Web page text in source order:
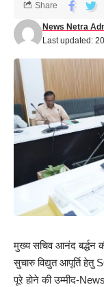
Last updated:
News Netra
Share
मुख्य सचिव आनंद बर्द्धन
सुचारु विद्युत आपूर्ति
पूरे होने की उम्मीद-